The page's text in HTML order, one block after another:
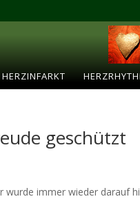
HERZINFARKT
geschützt
immer wieder darauf